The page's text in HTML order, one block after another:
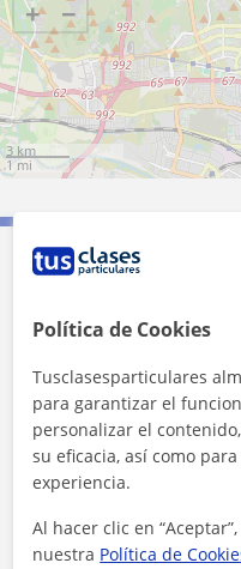
+ −
3 km
1 mi
Contacta con
Tarifa
1ª clase gratis
Política de Cookies
Tusclasesparticulares
para garantizar el
personalizar el
su eficacia, así como
experiencia.
Al hacer clic en
nuestra Política de